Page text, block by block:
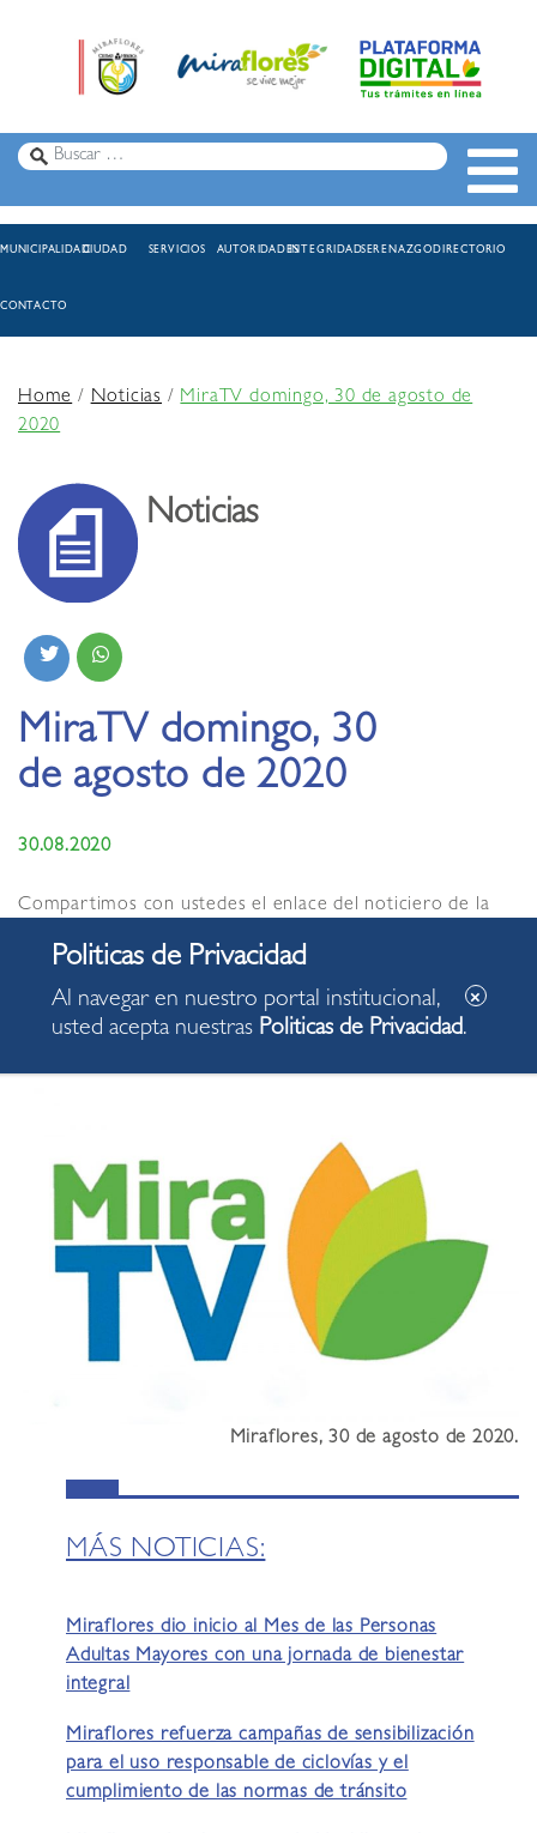
MUNICIPALIDADCIUDAD SERVICIOS AUTORIDADESINTEGRIDADSERENAZGODIRECTORIO
CONTACTO
Home/Noticias /MiraTV domingo, 30 de agosto de
2020
Noticias
MiraTV domingo, 30
de agosto de 2020
30.08.2020
Compartimos con ustedes el enlace del noticiero de la
de agosto de 2020, con información de interés para
nuestra comunidad
https://www.miratv.pe/index.php/video/456/noticiero-
Miraflores, 30 de agosto de 2020.
MÁS NOTICIAS:
Miraflores dio inicio al Mes de las Personas
Adultas Mayores con una jornada de bienestar
integral
Miraflores refuerza campañas de sensibilización
para el uso responsable de ciclovías y el
cumplimiento de las normas de tránsito
Al navegar en nuestro portal institucional,
usted acepta nuestras Politicas de Privacidad.